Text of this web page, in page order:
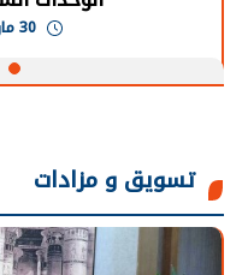
تسويق و مزادات